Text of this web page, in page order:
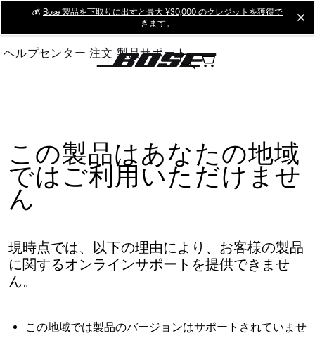
Main
💰 Bose 製品を下取りに出すと最大 ¥30,000 のクレジットを獲得で
きます。
ヘルプセンター 注文 製品サポート
この製品はあなたの地域
ではご利用いただけませ
ん
現時点では、以下の理由により、お客様の製品
に関するオンラインサポートを提供できませ
ん。
この地域では製品のバージョンはサポートされていませ